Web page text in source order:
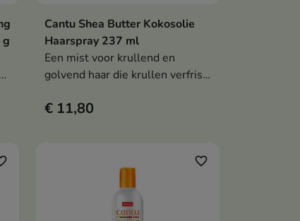
g
In winkelwagen
Cantu Shea Butter Kokosolie
Haarspray 237 ml
Een mist voor krullend en
golvend haar die krullen verfrist,
vochtigheid herstelt zonder het
€ 11,80
favorite_border